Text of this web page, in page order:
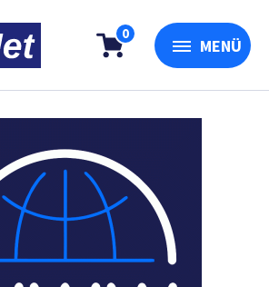
0
MENÜ